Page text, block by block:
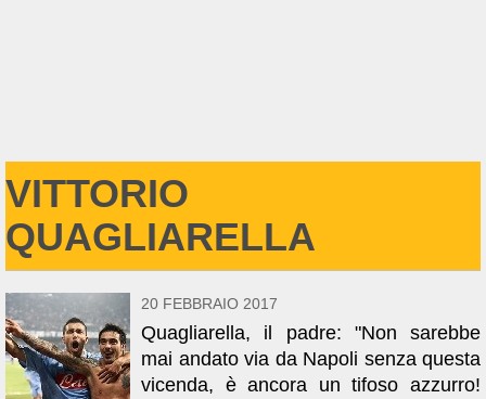
VITTORIO
QUAGLIARELLA
20 FEBBRAIO 2017
Quagliarella, il padre: "Non sarebbe
mai andato via da Napoli senza questa
vicenda, è ancora un tifoso azzurro!